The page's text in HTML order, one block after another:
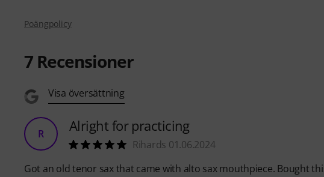
Poängpolicy
7 Recensioner
Visa översättning
R Alright for practicing
Rihards 01.06.2024
Got an old tenor sax that came with alto sax mouthpiece. Bought